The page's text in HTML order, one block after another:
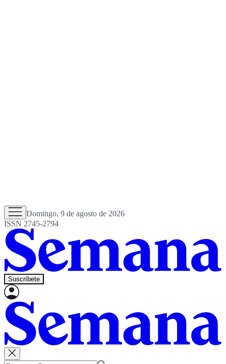
Domingo, 9 de agosto de 2026
ISSN 2745-2794
Suscríbete